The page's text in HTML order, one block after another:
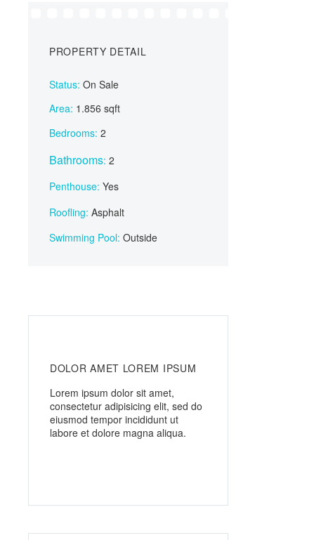
PROPERTY DETAIL
Status: On Sale
Area: 1.856 sqft
Bedrooms: 2
Bathrooms: 2
Penthouse: Yes
Roofling: Asphalt
Swimming Pool: Outside
DOLOR AMET LOREM IPSUM
Lorem ipsum dolor sit amet,
consectetur adipisicing elit, sed do
eiusmod tempor incididunt ut
labore et dolore magna aliqua.